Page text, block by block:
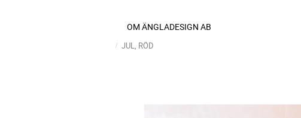
OM ÄNGLADESIGN AB
JUL, RÖD